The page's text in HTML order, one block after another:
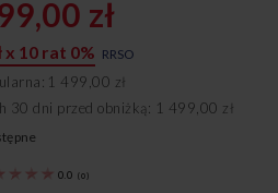
0.0 (0)
zł
x 10 rat 0% RRSO
1 499,00 zł
30 dni przed obniżką: 1 499,00 zł